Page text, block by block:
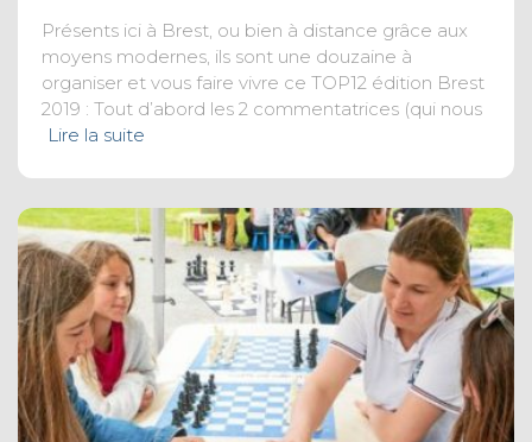
Présents ici à Brest, ou bien à distance grâce aux
moyens modernes, ils sont une douzaine à
organiser et vous faire vivre ce TOP12 édition Brest
2019 : Tout d’abord les 2 commentatrices (qui nous
Lire la suite